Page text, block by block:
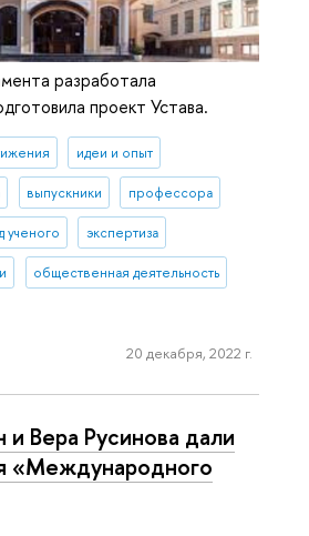
разработала
проект Устава.
идеи и опыт
выпускники профессора
ученого экспертиза
общественная деятельность
20 декабря, 2022 г.
и Вера Русинова дали
«Международного